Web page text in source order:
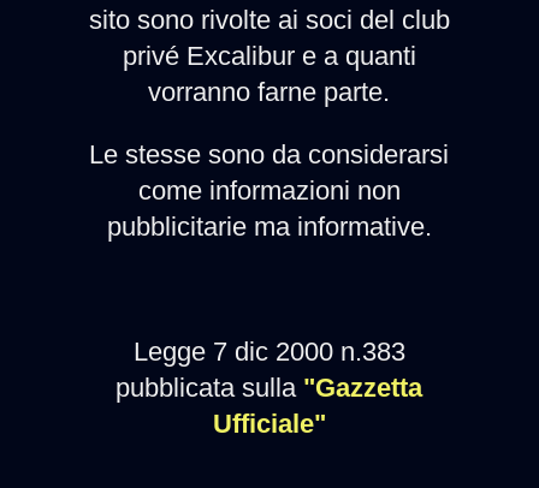
sito sono rivolte ai soci del club
privé Excalibur e a quanti
vorranno farne parte.
Le stesse sono da considerarsi
come informazioni non
pubblicitarie ma informative.
Legge 7 dic 2000 n.383
pubblicata sulla "Gazzetta
Ufficiale"